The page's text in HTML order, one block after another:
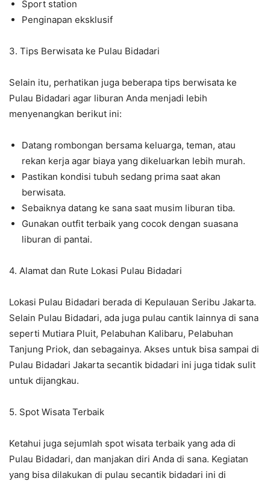
Sport station
Penginapan eksklusif
3. Tips Berwisata ke Pulau Bidadari
Selain itu, perhatikan juga beberapa tips berwisata ke
Pulau Bidadari agar liburan Anda menjadi lebih
menyenangkan berikut ini:
Datang rombongan bersama keluarga, teman, atau
rekan kerja agar biaya yang dikeluarkan lebih murah.
Pastikan kondisi tubuh sedang prima saat akan
berwisata.
Sebaiknya datang ke sana saat musim liburan tiba.
Gunakan outfit terbaik yang cocok dengan suasana
liburan di pantai.
4. Alamat dan Rute Lokasi Pulau Bidadari
Lokasi Pulau Bidadari berada di Kepulauan Seribu Jakarta.
Selain Pulau Bidadari, ada juga pulau cantik lainnya di sana
seperti Mutiara Pluit, Pelabuhan Kalibaru, Pelabuhan
Tanjung Priok, dan sebagainya. Akses untuk bisa sampai di
Pulau Bidadari Jakarta secantik bidadari ini juga tidak sulit
untuk dijangkau.
5. Spot Wisata Terbaik
Ketahui juga sejumlah spot wisata terbaik yang ada di
Pulau Bidadari, dan manjakan diri Anda di sana. Kegiatan
yang bisa dilakukan di pulau secantik bidadari ini di